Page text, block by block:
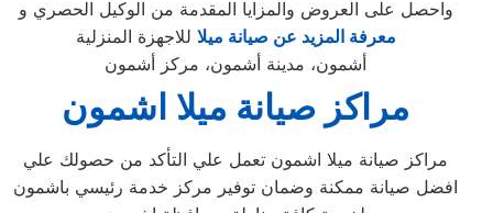
واحصل على العروض والمزايا المقدمة من الوكيل الحصري و
معرفة المزيد عن صيانة ميلا للاجهزة المنزلية
أشمون، مدينة أشمون، مركز أشمون
مراكز صيانة ميلا اشمون
مراكز صيانة ميلا اشمون تعمل علي التأكد من حصولك علي
افضل صيانة ممكنة وضمان توفير مركز خدمة رئيسي باشمون